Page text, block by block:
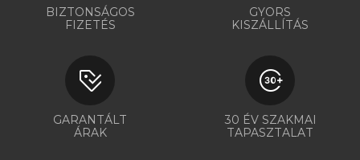
BIZTONSÁGOS
FIZETÉS
GYORS
KISZÁLLÍTÁS
GARANTÁLT
ÁRAK
30 ÉV SZAKMAI
TAPASZTALAT